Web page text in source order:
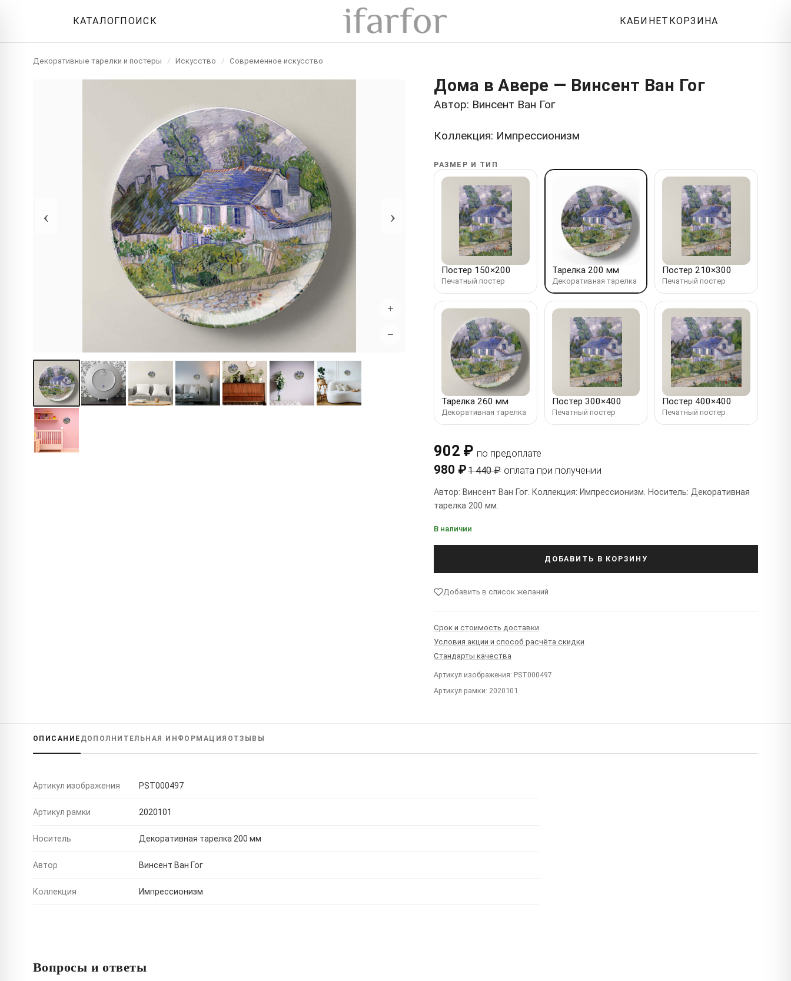
КАТАЛОГПОИСК КАБИНЕТ КОРЗИНА
Декоративные тарелки и постеры / Искусство / Современное искусство
‹ ›
+
−
Дома в Авере — Винсент Ван Гог
Автор: Винсент Ван Гог
Коллекция: Импрессионизм
РАЗМЕР И ТИП
Постер 150×200
Печатный постер
Тарелка 200 мм
Декоративная тарелка
Постер 210×300
Печатный постер
Тарелка 260 мм
Декоративная тарелка
Постер 300×400
Печатный постер
Постер 400×400
Печатный постер
902 ₽ по предоплате
980 ₽1 440 ₽ оплата при получении
Автор: Винсент Ван Гог. Коллекция: Импрессионизм. Носитель: Декоративная
тарелка 200 мм.
В наличии
ДОБАВИТЬ В КОРЗИНУ
Добавить в список желаний
Срок и стоимость доставки
Условия акции и способ расчёта скидки
Стандарты качества
Артикул изображения: PST000497
Артикул рамки: 2020101
ОПИСАНИЕ ДОПОЛНИТЕЛЬНАЯ ИНФОРМАЦИЯ ОТЗЫВЫ
Артикул изображения PST000497
Артикул рамки 2020101
Носитель Декоративная тарелка 200 мм
Автор Винсент Ван Гог
Коллекция Импрессионизм
Вопросы и ответы